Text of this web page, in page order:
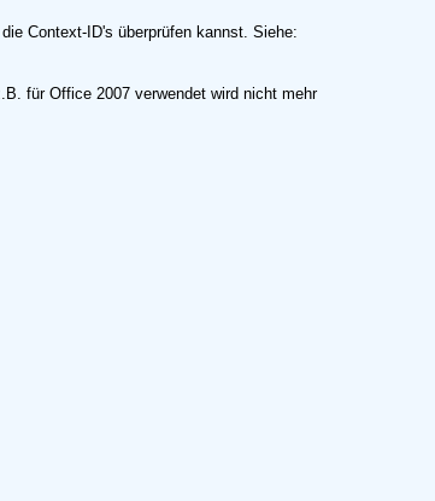
Context-ID's überprüfen kannst. Siehe:
für Office 2007 verwendet wird nicht mehr